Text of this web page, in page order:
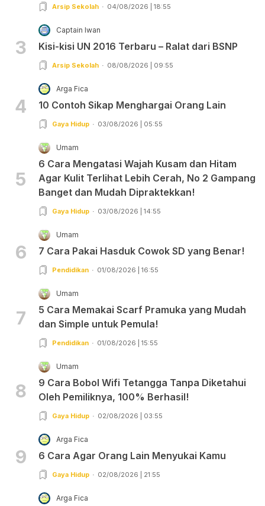
Arsip Sekolah 04/08/2026 | 18:55
3
Captain Iwan
Kisi-kisi UN 2016 Terbaru – Ralat dari BSNP
Arsip Sekolah 08/08/2026 | 09:55
4
Arga Fica
10 Contoh Sikap Menghargai Orang Lain
Gaya Hidup 03/08/2026 | 05:55
5
Umam
6 Cara Mengatasi Wajah Kusam dan Hitam
Agar Kulit Terlihat Lebih Cerah, No 2 Gampang
Banget dan Mudah Dipraktekkan!
Gaya Hidup 03/08/2026 | 14:55
6
Umam
7 Cara Pakai Hasduk Cowok SD yang Benar!
Pendidikan 01/08/2026 | 16:55
7
Umam
5 Cara Memakai Scarf Pramuka yang Mudah
dan Simple untuk Pemula!
Pendidikan 01/08/2026 | 15:55
8
Umam
9 Cara Bobol Wifi Tetangga Tanpa Diketahui
Oleh Pemiliknya, 100% Berhasil!
Gaya Hidup 02/08/2026 | 03:55
9
Arga Fica
6 Cara Agar Orang Lain Menyukai Kamu
Gaya Hidup 02/08/2026 | 21:55
Arga Fica